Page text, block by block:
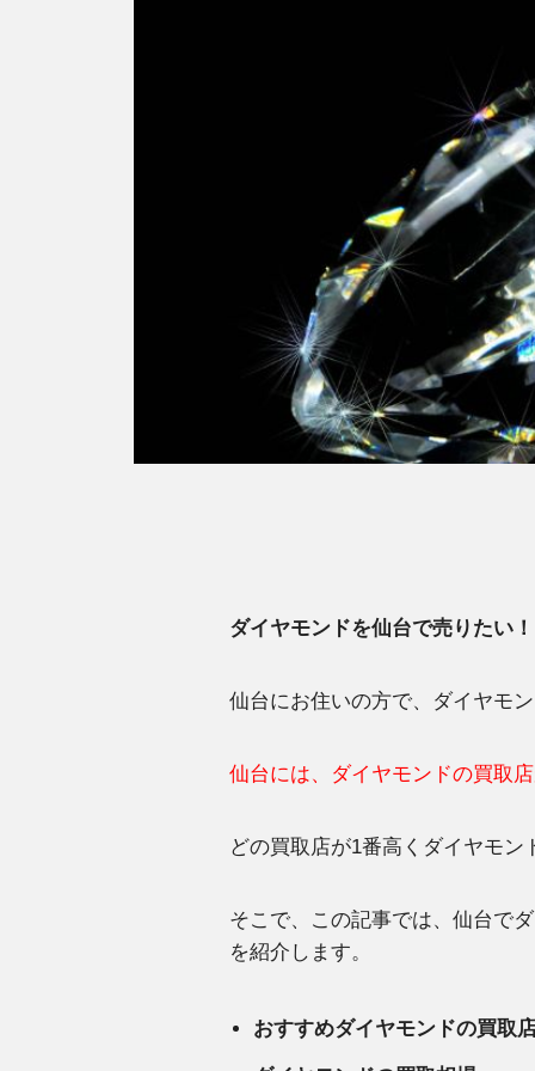
ダイヤモンドを仙台で売りたい！
仙台にお住いの方で、ダイヤモ
仙台には、ダイヤモンドの買取
どの買取店が1番高くダイヤモ
そこで、この記事では、仙台で
を紹介します。
おすすめダイヤモンドの買取